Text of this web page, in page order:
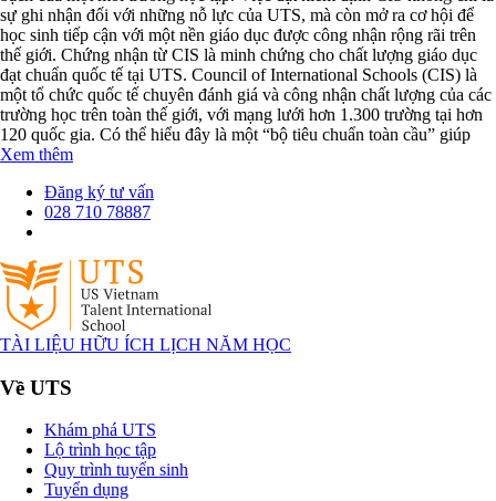
sự ghi nhận đối với những nỗ lực của UTS, mà còn mở ra cơ hội để
học sinh tiếp cận với một nền giáo dục được công nhận rộng rãi trên
thế giới. Chứng nhận từ CIS là minh chứng cho chất lượng giáo dục
đạt chuẩn quốc tế tại UTS. Council of International Schools (CIS) là
một tổ chức quốc tế chuyên đánh giá và công nhận chất lượng của các
trường học trên toàn thế giới, với mạng lưới hơn 1.300 trường tại hơn
120 quốc gia. Có thể hiểu đây là một “bộ tiêu chuẩn toàn cầu” giúp
Xem thêm
Đăng ký tư vấn
028 710 78887
TÀI LIỆU HỮU ÍCH LỊCH NĂM HỌC
Về UTS
Khám phá UTS
Lộ trình học tập
Quy trình tuyển sinh
Tuyển dụng